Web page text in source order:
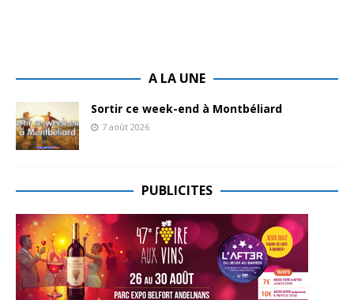
A LA UNE
Sortir ce week-end à Montbéliard
7 août 2026
PUBLICITES